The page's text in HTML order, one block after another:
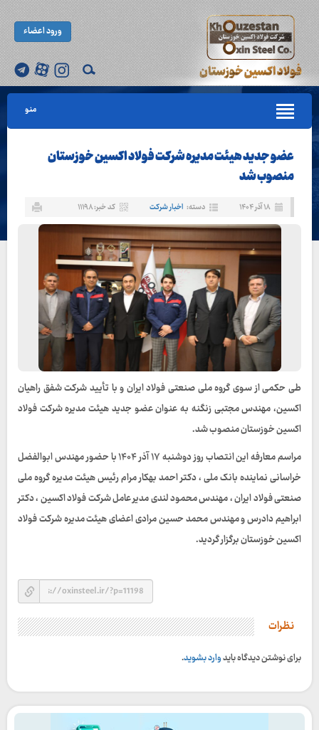
ورود اعضاء
منو
عضو جدید هیئت‌ مدیره شرکت فولاد اکسین خوزستان
منصوب شد
۱۸ آذر ۱۴۰۴ دسته: اخبار شرکت کد خبر: ۱۱۱۹۸
طی حکمی از سوی گروه ملی صنعتی فولاد ایران و با تأیید شرکت شفق راهیان
اکسین، مهندس مجتبی زنگنه به عنوان عضو جدید هیئت‌ مدیره شرکت فولاد
اکسین خوزستان منصوب شد.
مراسم معارفه این انتصاب روز دوشنبه ۱۷ آذر ۱۴۰۴ با حضور مهندس ابوالفضل
خراسانی نماینده بانک ملی ، دکتر احمد بهکار مرام رئیس هیئت‌ مدیره گروه ملی
صنعتی فولاد ایران ، مهندس محمود لندی مدیر عامل شرکت فولاد اکسین ، دکتر
ابراهیم دادرس و مهندس محمد حسین مرادی اعضای هیئت مدیره شرکت فولاد
اکسین خوزستان برگزار گردید.
نظرات
برای نوشتن دیدگاه بایدوارد بشوید.